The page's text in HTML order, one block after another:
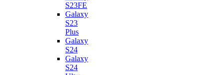
S23FE
Galaxy
S23
Plus
Galaxy
S24
Galaxy
S24